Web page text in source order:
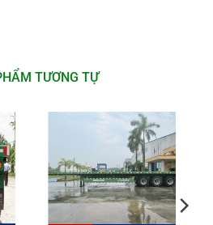
TƯƠNG TỰ